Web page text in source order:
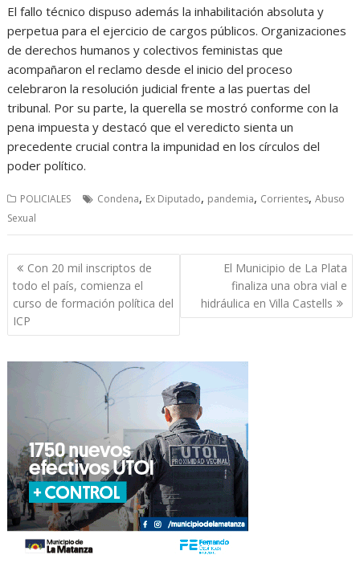
El fallo técnico dispuso además la inhabilitación absoluta y
perpetua para el ejercicio de cargos públicos. Organizaciones
de derechos humanos y colectivos feministas que
acompañaron el reclamo desde el inicio del proceso
celebraron la resolución judicial frente a las puertas del
tribunal. Por su parte, la querella se mostró conforme con la
pena impuesta y destacó que el veredicto sienta un
precedente crucial contra la impunidad en los círculos del
poder político.
POLICIALES Condena, Ex Diputado, pandemia, Corrientes,Abuso
Sexual
Navegación
de
entradas
Con 20 mil inscriptos de
todo el país, comienza el
curso de formación política del
ICP
El Municipio de La Plata
finaliza una obra vial e
hidráulica en Villa Castells